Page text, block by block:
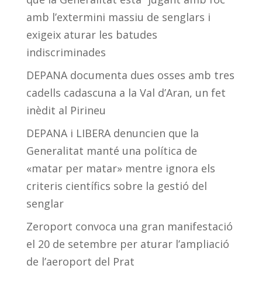
amb l’extermini massiu de senglars i
exigeix aturar les batudes
indiscriminades
DEPANA documenta dues osses amb tres
cadells cadascuna a la Val d’Aran, un fet
inèdit al Pirineu
DEPANA i LIBERA denuncien que la
Generalitat manté una política de
«matar per matar» mentre ignora els
criteris científics sobre la gestió del
senglar
Zeroport convoca una gran manifestació
el 20 de setembre per aturar l’ampliació
de l’aeroport del Prat